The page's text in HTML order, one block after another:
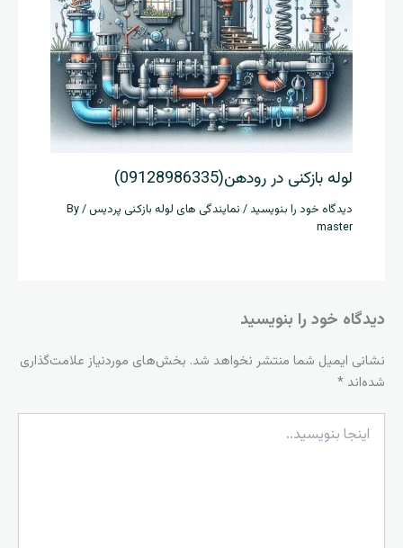
لوله بازکنی در رودهن(09128986335)
دیدگاه‌ خود را بنویسید / نمایندگی های لوله بازکنی پردیس/ By
master
دیدگاه‌ خود را بنویسید
نشانی ایمیل شما منتشر نخواهد شد. بخش‌های موردنیاز علامت‌گذاری
شده‌اند *
بنویسید..